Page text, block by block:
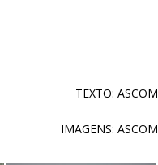
TEXTO: ASCOM
IMAGENS: ASCOM